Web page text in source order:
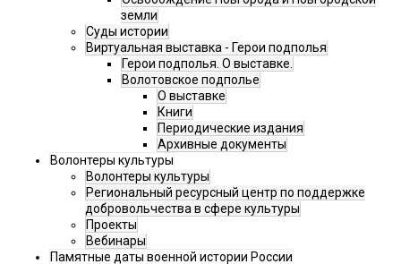
земли
Суды истории
Виртуальная выставка - Герои подполья
Герои подполья. О выставке.
Волотовское подполье
О выставке
Книги
Периодические издания
Архивные документы
Волонтеры культуры
Волонтеры культуры
Региональный ресурсный центр по поддержке
добровольчества в сфере культуры
Проекты
Вебинары
Памятные даты военной истории России